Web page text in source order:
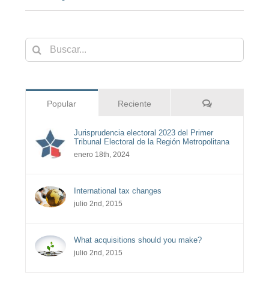
Buscar:
Popular Reciente Comentarios
Jurisprudencia electoral 2023 del Primer
Tribunal Electoral de la Región Metropolitana
enero 18th, 2024
International tax changes
julio 2nd, 2015
What acquisitions should you make?
julio 2nd, 2015